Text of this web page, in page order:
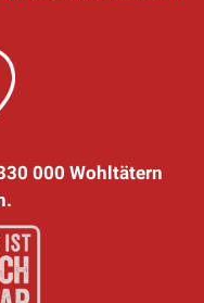
000 Wohltätern